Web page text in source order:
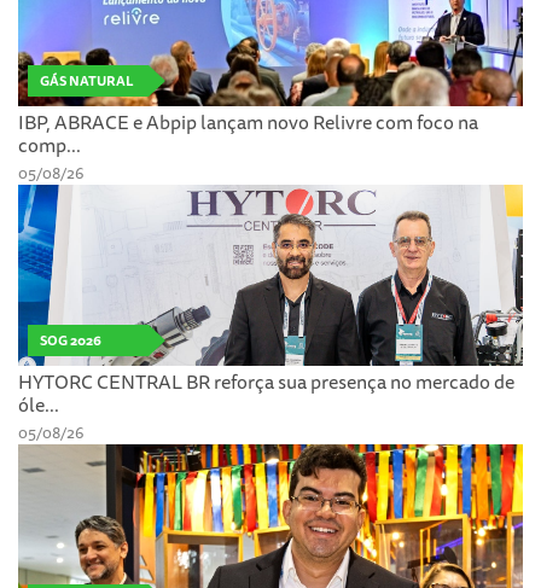
GÁS NATURAL
IBP, ABRACE e Abpip lançam novo Relivre com foco na
comp...
05/08/26
SOG 2026
HYTORC CENTRAL BR reforça sua presença no mercado de
óle...
05/08/26